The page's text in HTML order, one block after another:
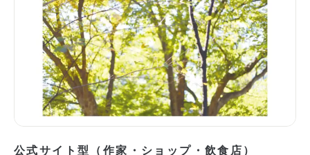
公式サイト型（作家・ショップ・飲食店）